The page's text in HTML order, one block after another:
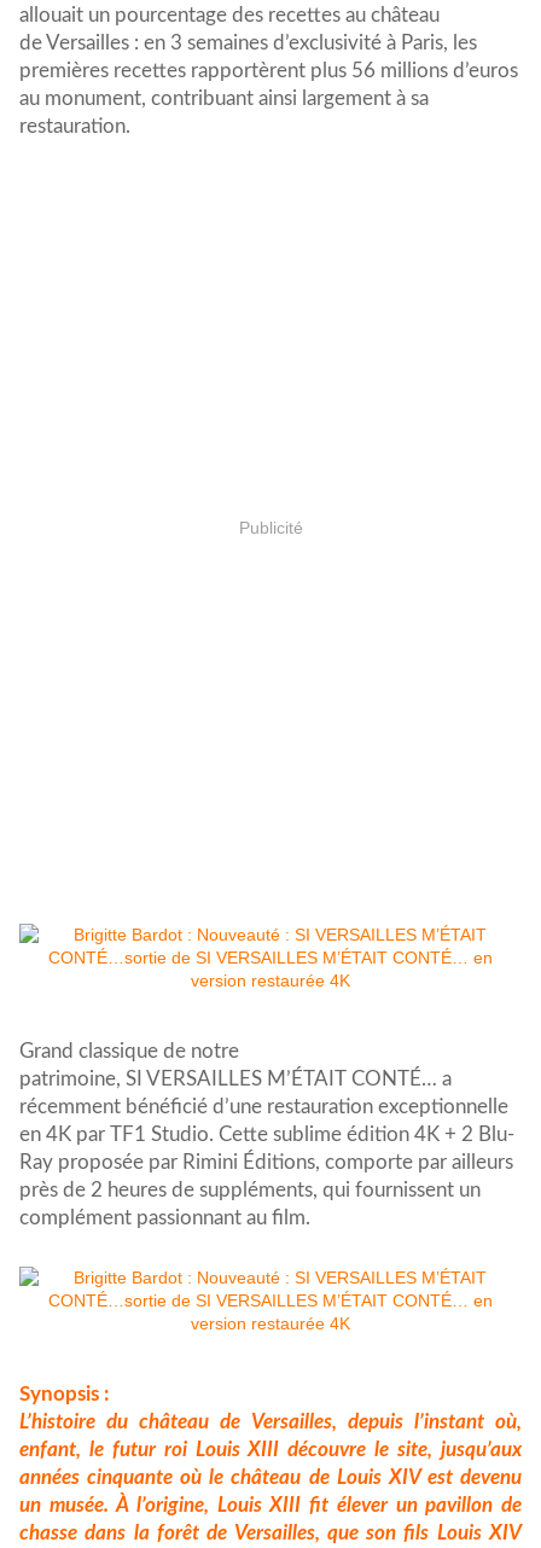
allouait un pourcentage des recettes au château
de Versailles : en 3 semaines d’exclusivité à Paris, les
premières recettes rapportèrent plus 56 millions d’euros
au monument, contribuant ainsi largement à sa
restauration.
Publicité
Grand classique de notre
patrimoine, SI VERSAILLES M’ÉTAIT CONTÉ… a
récemment bénéficié d’une restauration exceptionnelle
en 4K par TF1 Studio. Cette sublime édition 4K + 2 Blu-
Ray proposée par Rimini Éditions, comporte par ailleurs
près de 2 heures de suppléments, qui fournissent un
complément passionnant au film.
Synopsis :
L’histoire du château de Versailles, depuis l’instant où,
enfant, le futur roi Louis XIII découvre lesite, jusqu’aux
années cinquante où le château de Louis XIV est devenu
un musée. À l’origine, Louis XIII fit élever un pavillon de
chasse dans la forêt de Versailles, que son fils Louis XIV